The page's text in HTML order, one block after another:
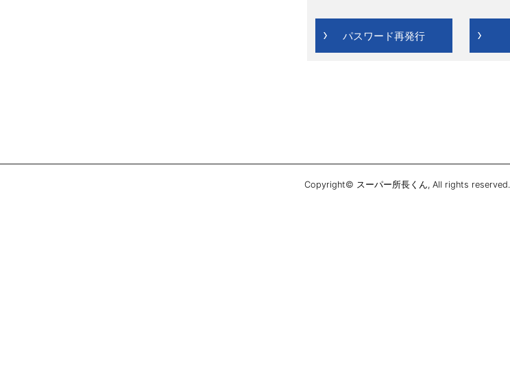
Copyright© スーパー所長くん, All rights reserved.